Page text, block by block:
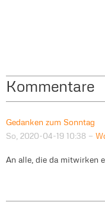
Kommentare
Gedanken zum Sonntag
So, 2020-04-19 10:38 —
An alle, die da mitwirken